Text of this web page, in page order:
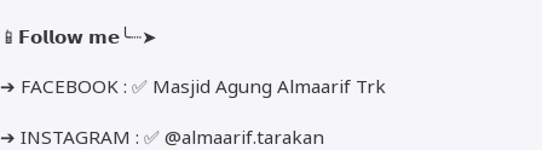
📱𝗙𝗼𝗹𝗹𝗼𝘄 𝗺𝗲╰┈➤
➔ FACEBOOK : ✅ Masjid Agung Almaarif Trk
➔ INSTAGRAM : ✅ @almaarif.tarakan